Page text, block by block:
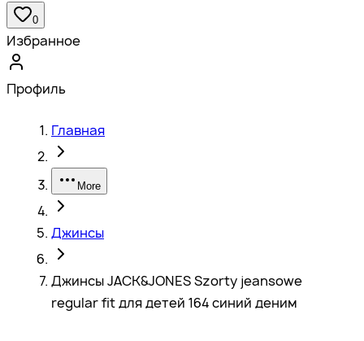
0
Избранное
Профиль
Главная
More
Джинсы
Джинсы JACK&JONES Szorty jeansowe
regular fit для детей 164 синий деним